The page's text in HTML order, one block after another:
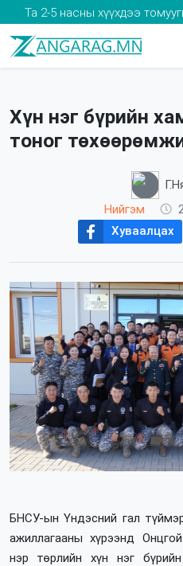
Хүн нэг бүрийн
тоног
Нийгэм
Хуваалцах
БНСУ-ын Үндэсний гал
ажиллагааны хүрээнд
нэр төрлийн хүн нэг